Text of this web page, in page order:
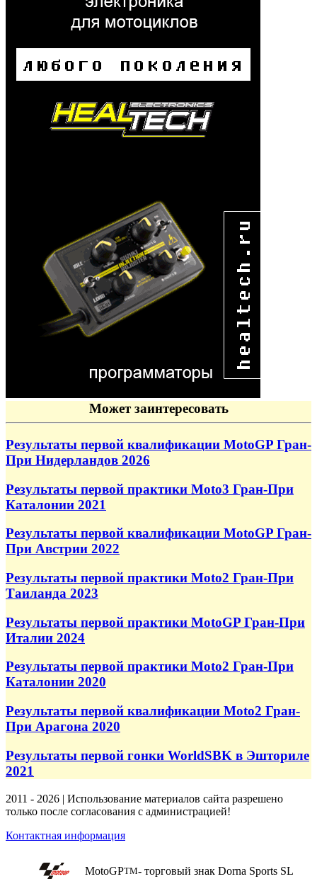
Может заинтересовать
Результаты первой квалификации MotoGP Гран-
При Нидерландов 2026
Результаты первой практики Moto3 Гран-При
Каталонии 2021
Результаты первой квалификации MotoGP Гран-
При Австрии 2022
Результаты первой практики Moto2 Гран-При
Таиланда 2023
Результаты первой практики MotoGP Гран-При
Италии 2024
Результаты первой практики Moto2 Гран-При
Каталонии 2020
Результаты первой квалификации Moto2 Гран-
При Арагона 2020
Результаты первой гонки WorldSBK в Эшториле
2021
2011 - 2026 | Использование материалов сайта разрешено
только после согласования с администрацией!
Контактная информация
MotoGPTM- торговый знак Dorna Sports SL